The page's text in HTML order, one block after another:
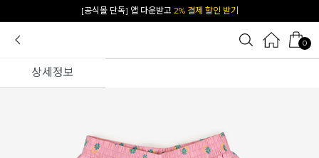
카카오 플친 추가하면1천원 즉시 할인 쿠폰
0
상세정보